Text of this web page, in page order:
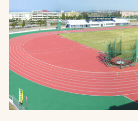
プライバシーポリシー
ソーシャルメディアポリシー